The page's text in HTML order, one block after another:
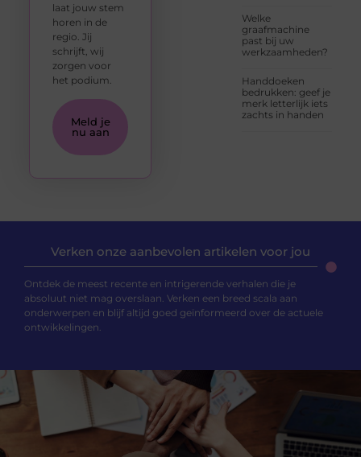
Welke
graafmachine
past bij uw
werkzaamheden?
Handdoeken
bedrukken: geef je
merk letterlijk iets
zachts in handen
laat jouw stem
horen in de
regio. Jij
schrijft, wij
zorgen voor
het podium.
Meld je
nu aan
Verken onze aanbevolen artikelen voor jou
Ontdek de meest recente en intrigerende verhalen die je
absoluut niet mag overslaan. Verken een breed scala aan
onderwerpen en blijf altijd goed geïnformeerd over de actuele
ontwikkelingen.